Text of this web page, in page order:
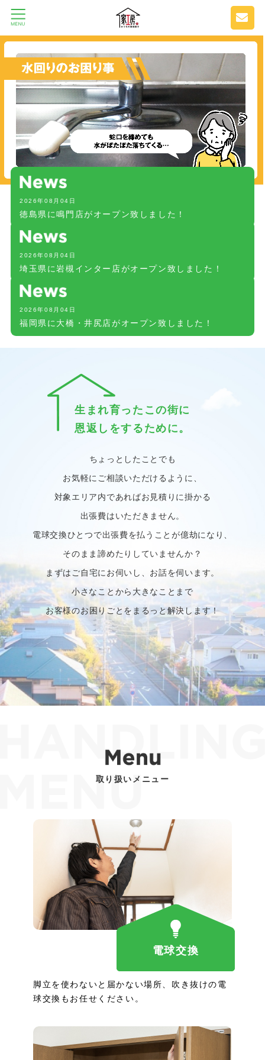
2026年08月04日
徳島県に鳴門店がオープン致しました！
2026年08月04日
埼玉県に岩槻インター店がオープン致しました！
2026年08月04日
福岡県に大橋・井尻店がオープン致しました！
生まれ育ったこの街に
恩返しをするために。
ちょっとしたことでも
お気軽にご相談いただけるように、
対象エリア内であればお見積りに掛かる
出張費はいただきません。
電球交換ひとつで出張費を払うことが億劫になり、
そのまま諦めたりしていませんか？
まずはご自宅にお伺いし、お話を伺います。
小さなことから大きなことまで
お客様のお困りごとをまるっと解決します！
取り扱いメニュー
電球交換
脚立を使わないと届かない場所、吹き抜けの電
球交換もお任せください。